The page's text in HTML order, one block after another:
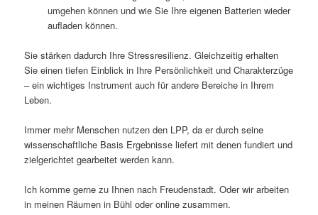
umgehen können und wie Sie Ihre eigenen Batterien wieder
aufladen können.
Sie stärken dadurch Ihre Stressresilienz. Gleichzeitig erhalten
Sie einen tiefen Einblick in Ihre Persönlichkeit und Charakterzüge
– ein wichtiges Instrument auch für andere Bereiche in Ihrem
Leben.
Immer mehr Menschen nutzen den LPP, da er durch seine
wissenschaftliche Basis Ergebnisse liefert mit denen fundiert und
zielgerichtet gearbeitet werden kann.
Ich komme gerne zu Ihnen nach Freudenstadt. Oder wir arbeiten
in meinen Räumen in Bühl oder online zusammen.